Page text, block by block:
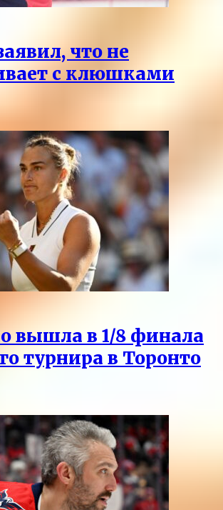
что не
с клюшками
вышла в 1/8 финала
турнира в Торонто